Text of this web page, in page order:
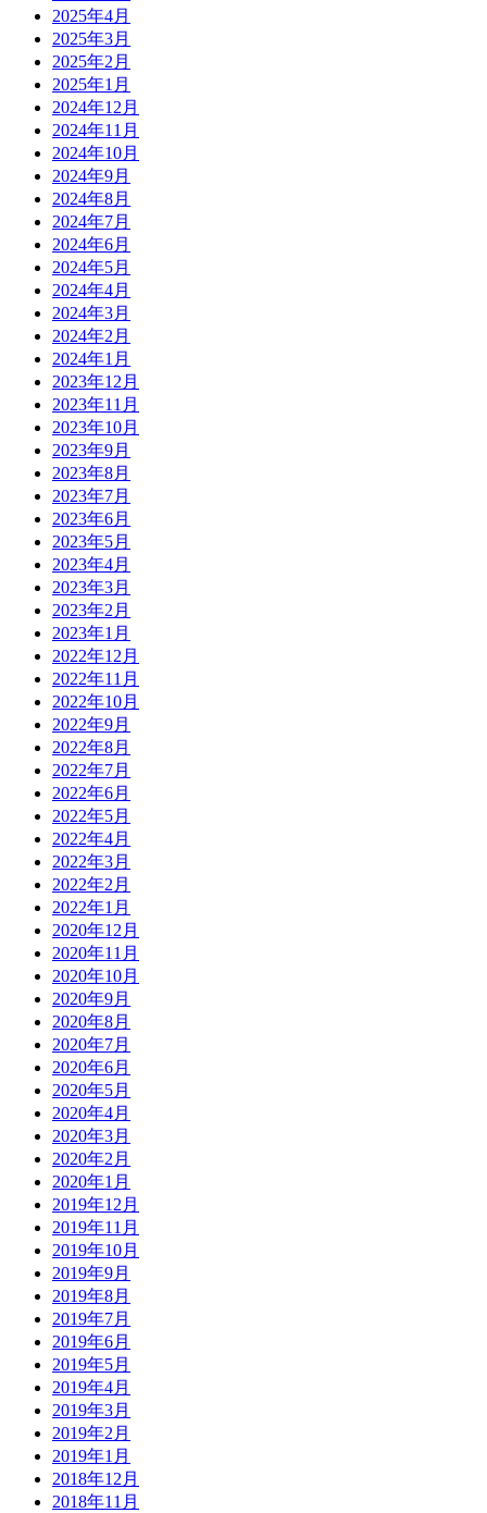
2025年4月
2025年3月
2025年2月
2025年1月
2024年12月
2024年11月
2024年10月
2024年9月
2024年8月
2024年7月
2024年6月
2024年5月
2024年4月
2024年3月
2024年2月
2024年1月
2023年12月
2023年11月
2023年10月
2023年9月
2023年8月
2023年7月
2023年6月
2023年5月
2023年4月
2023年3月
2023年2月
2023年1月
2022年12月
2022年11月
2022年10月
2022年9月
2022年8月
2022年7月
2022年6月
2022年5月
2022年4月
2022年3月
2022年2月
2022年1月
2020年12月
2020年11月
2020年10月
2020年9月
2020年8月
2020年7月
2020年6月
2020年5月
2020年4月
2020年3月
2020年2月
2020年1月
2019年12月
2019年11月
2019年10月
2019年9月
2019年8月
2019年7月
2019年6月
2019年5月
2019年4月
2019年3月
2019年2月
2019年1月
2018年12月
2018年11月